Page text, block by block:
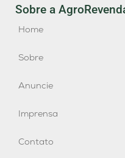
Sobre a
Home
Sobre
Anuncie
Imprensa
Contato